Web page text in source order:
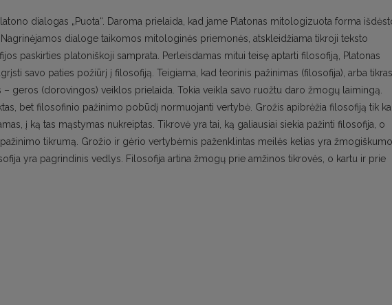
dialogas „Puota“. Daroma prielaida, kad jame Platonas mitologizuota forma
dialoge taikomos mitologinės priemonės, atskleidžiama tikroji teksto
paskirties platoniškoji samprata. Perleisdamas mitui teisę aptarti filosofiją, Platonas
savo paties požiūrį į filosofiją. Teigiama, kad teorinis pažinimas (filosofija), arba tikras
– geros (dorovingos) veiklos prielaida. Tokia veikla savo ruožtu daro žmogų laimingą.
bet filosofinio pažinimo pobūdį normuojanti vertybė. Grožis apibrėžia filosofiją tik
į ką tas mąstymas nukreiptas. Tikrovė yra tai, ką galiausiai siekia pažinti filosofija, o
tikrumą. Grožio ir gėrio vertybėmis paženklintas meilės kelias yra žmogiškumo
yra pagrindinis vedlys. Filosofija artina žmogų prie amžinos tikrovės, o kartu ir prie